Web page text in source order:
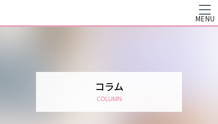
MENU
コラム
COLUMN